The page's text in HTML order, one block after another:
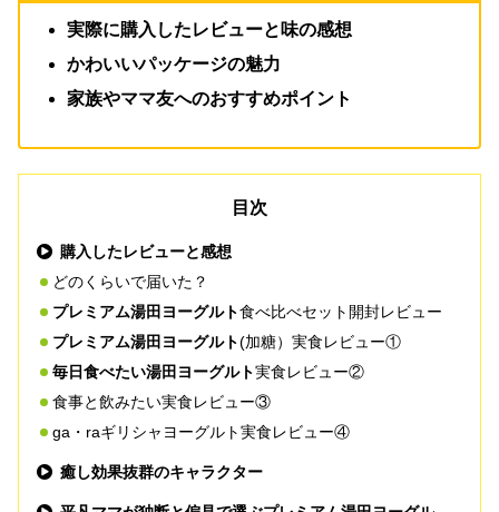
実際に購入したレビューと味の感想
かわいいパッケージの魅力
家族やママ友へのおすすめポイント
目次
購入したレビューと感想
どのくらいで届いた？
プレミアム湯田ヨーグルト食べ比べセット開封レビュー
プレミアム湯田ヨーグルト(加糖）実食レビュー①
毎日食べたい湯田ヨーグルト実食レビュー②
食事と飲みたい実食レビュー③
ga・raギリシャヨーグルト実食レビュー④
癒し効果抜群のキャラクター